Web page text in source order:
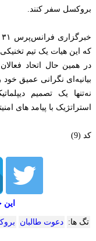
بروکسل سفر کنند.
که این هیات یک تیم تخنیکی
بیانیه‌ای نگرانی عمیق
نه‌تنها یک تصمیم
استراتژیک با پیامد های
کد (9)
این
تگ ها: دعوت طالبان